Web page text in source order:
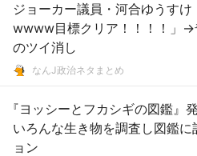
ジョーカー議員・河合ゆうす
wwww目標クリア！！！！」→
のツイ消し
なんJ政治ネタまとめ
『ヨッシーとフカシギの図鑑』
いろんな生き物を調査し図鑑
ョン